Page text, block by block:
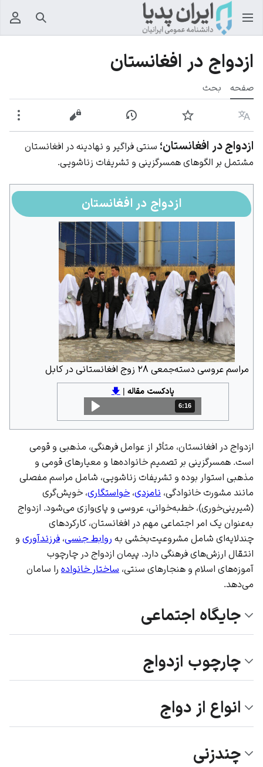
جستجو
ازدواج در افغانستان
صفحه بحث
زبان پیگیری نمایش تاریخچهنمایش مبدأ
ازدواج در افغانستان؛ سنتی فراگیر و نهادینه در افغانستان
مشتمل بر الگوهای همسرگزینی و تشریفات زناشویی.
ازدواج در افغانستان
مراسم عروسی دسته‌جمعی ۲۸ زوج افغانستانی در کابل
پادکست مقاله |
🡇
مدت: 6 دقیقه و 16 ثانیه
6:16
ازدواج در افغانستان، متأثر از عوامل فرهنگی، مذهبی و قومی
است. همسرگزینی بر تصمیم خانواده‌ها و معیارهای قومی و
مذهبی استوار بوده و تشریفات زناشویی، شامل مراسم مفصلی
مانند مشورت خانوادگی، نامزدی، خواستگاری، خویش‌گری
(شیرینی‌خوری)، خطبه‌خوانی، عروسی و پای‌وازی می‌شود. ازدواج
به‌عنوان یک امر اجتماعی مهم در افغانستان، کارکردهای
چندلایه‌ای شامل مشروعیت‌بخشی به روابط جنسی، فرزندآوری و
انتقال ارزش‌های فرهنگی دارد. پیمان ازدواج در چارچوب
آموزه‌های اسلام و هنجارهای سنتی، ساختار خانواده را سامان
می‌دهد.
جایگاه اجتماعی
چارچوب ازدواج
انواع از دواج
چندزنی